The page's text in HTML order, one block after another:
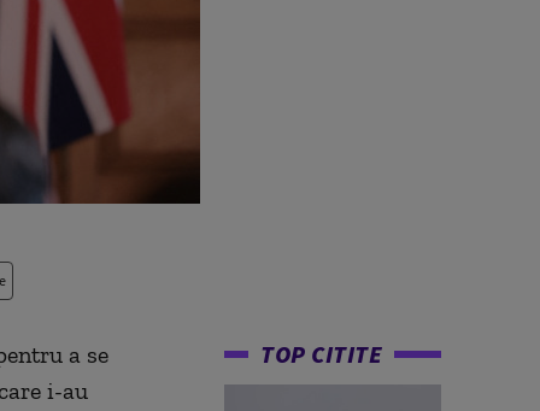
a se
i-au
TOP CITITE